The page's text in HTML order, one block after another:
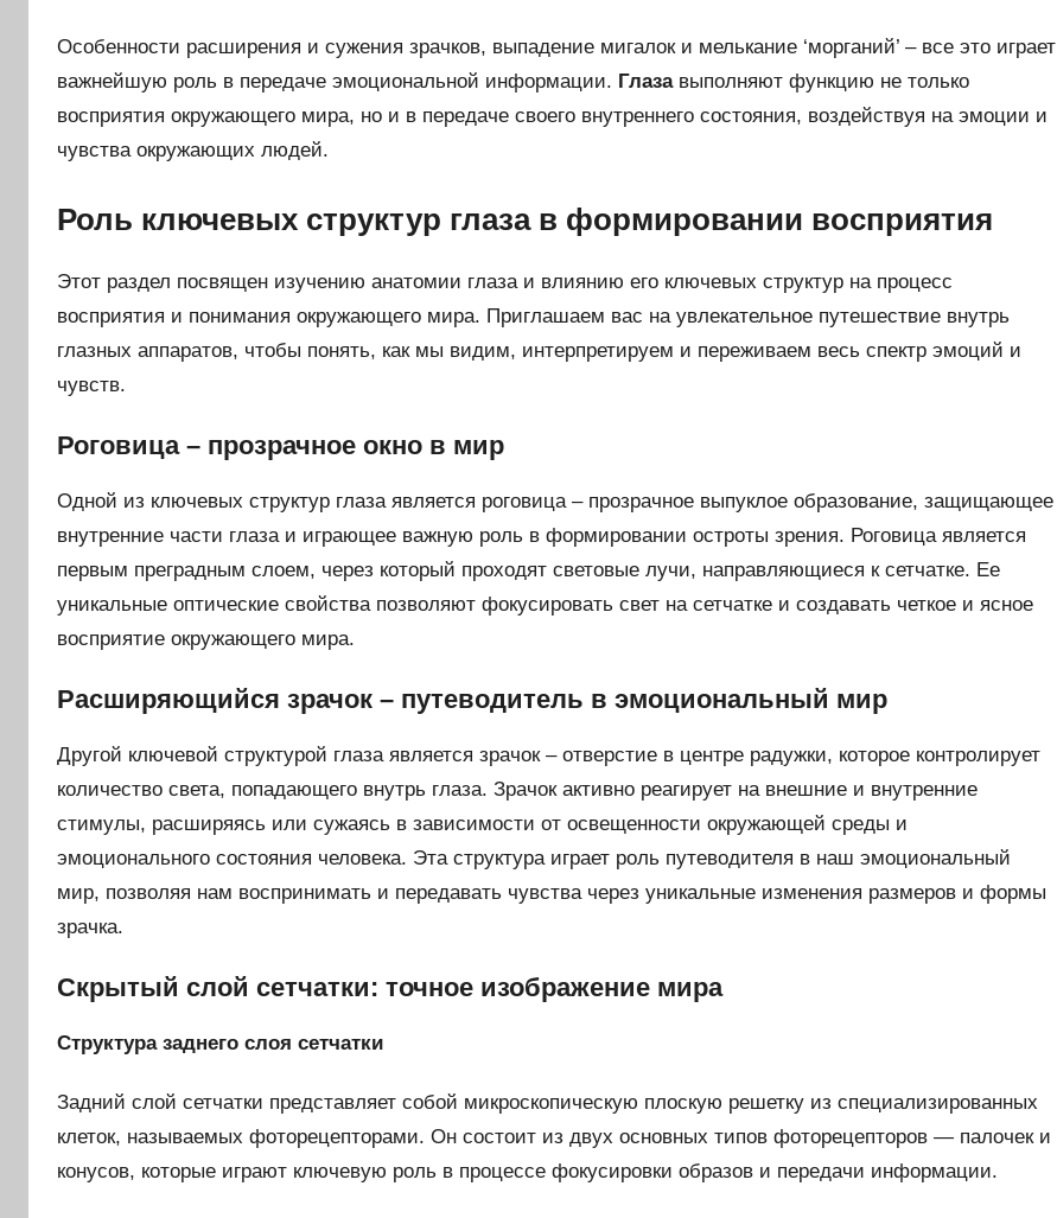
Особенности расширения и сужения зрачков, выпадение мигалок и мелькание ‘морганий’ – все это играет
важнейшую роль в передаче эмоциональной информации. Глазавыполняют функцию не только
восприятия окружающего мира, но и в передаче своего внутреннего состояния, воздействуя на эмоции и
чувства окружающих людей.
Роль ключевых структур глаза в формировании восприятия
Этот раздел посвящен изучению анатомии глаза и влиянию его ключевых структур на процесс
восприятия и понимания окружающего мира. Приглашаем вас на увлекательное путешествие внутрь
глазных аппаратов, чтобы понять, как мы видим, интерпретируем и переживаем весь спектр эмоций и
чувств.
Роговица – прозрачное окно в мир
Одной из ключевых структур глаза является роговица – прозрачное выпуклое образование, защищающее
внутренние части глаза и играющее важную роль в формировании остроты зрения. Роговица является
первым преградным слоем, через который проходят световые лучи, направляющиеся к сетчатке. Ее
уникальные оптические свойства позволяют фокусировать свет на сетчатке и создавать четкое и ясное
восприятие окружающего мира.
Расширяющийся зрачок – путеводитель в эмоциональный мир
Другой ключевой структурой глаза является зрачок – отверстие в центре радужки, которое контролирует
количество света, попадающего внутрь глаза. Зрачок активно реагирует на внешние и внутренние
стимулы, расширяясь или сужаясь в зависимости от освещенности окружающей среды и
эмоционального состояния человека. Эта структура играет роль путеводителя в наш эмоциональный
мир, позволяя нам воспринимать и передавать чувства через уникальные изменения размеров и формы
зрачка.
Скрытый слой сетчатки: точное изображение мира
Структура заднего слоя сетчатки
Задний слой сетчатки представляет собой микроскопическую плоскую решетку из специализированных
клеток, называемых фоторецепторами. Он состоит из двух основных типов фоторецепторов — палочек и
конусов, которые играют ключевую роль в процессе фокусировки образов и передачи информации.